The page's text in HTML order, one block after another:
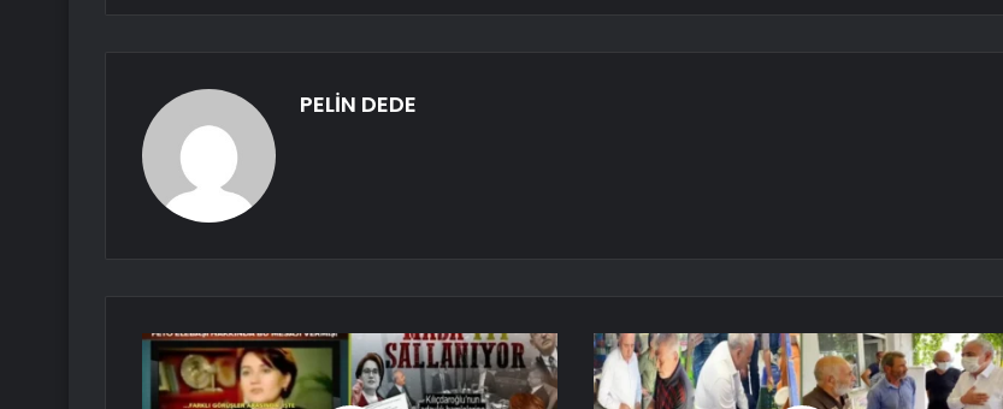
PELİN DEDE